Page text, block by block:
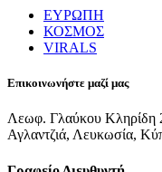
ΕΥΡΩΠΗ
ΚΟΣΜΟΣ
VIRALS
Επικοινωνήστε μαζί μας
Λεωφ. Γλαύκου Κληρίδη
Αγλαντζιά, Λευκωσία,